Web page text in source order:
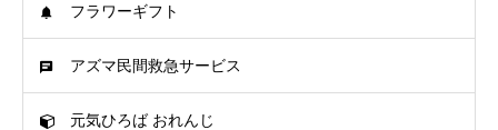
フラワーギフト
アズマ民間救急サービス
元気ひろば おれんじ